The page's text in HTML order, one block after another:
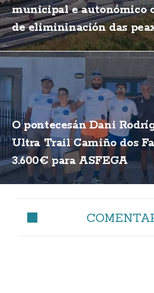
municipal e autonómico
de elimininación das
O pontecesán Dani
Ultra Trail Camiño dos
3.600€ para ASFEGA